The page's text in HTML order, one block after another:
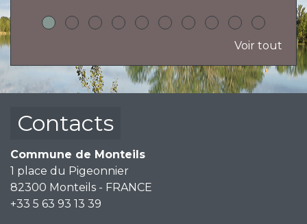
Voir tout
Contacts
Commune de Monteils
1 place du Pigeonnier
82300 Monteils - FRANCE
+33 5 63 93 13 39